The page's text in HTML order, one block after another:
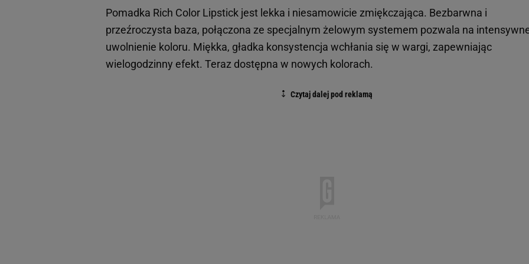
Pomadka Rich Color Lipstick jest lekka i niesamowicie zmiękczająca. Bezbarwna i
przeźroczysta baza, połączona ze specjalnym żelowym systemem pozwala na
uwolnienie koloru. Miękka, gładka konsystencja wchłania się w wargi, zapewniając
wielogodzinny efekt. Teraz dostępna w nowych kolorach.